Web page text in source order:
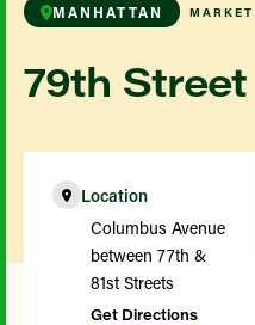
MANHATTAN MARKET
79th
Location
Columbus Avenue
between 77th &
81st Streets
Get Directions